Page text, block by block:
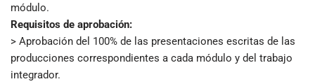
módulo.
Requisitos de aprobación:
> Aprobación del 100% de las presentaciones escritas de las
producciones correspondientes a cada módulo y del trabajo
integrador.